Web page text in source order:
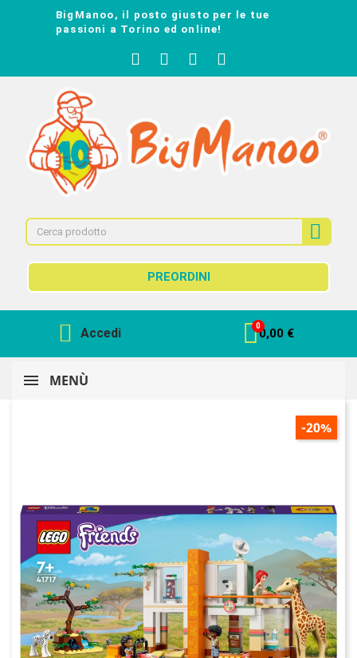
BigManoo, il posto giusto per le tue
passioni a Torino ed online!
PREORDINI
Accedi 0,00 €
MENÙ
-20%